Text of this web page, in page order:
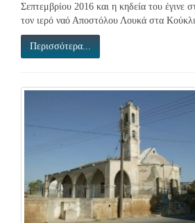
Σεπτεμβρίου 2016 και η κηδεία του έγινε
τον ιερό ναό Αποστόλου Λουκά στα
Περισσότερα...